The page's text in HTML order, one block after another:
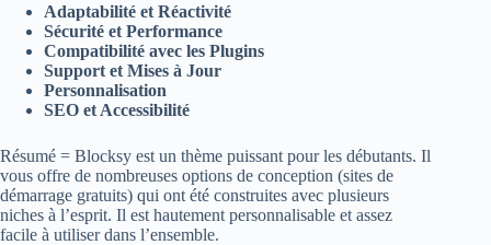
Adaptabilité et Réactivité
Sécurité et Performance
Compatibilité avec les Plugins
Support et Mises à Jour
Personnalisation
SEO et Accessibilité
Résumé = Blocksy est un thème puissant pour les débutants. Il
vous offre de nombreuses options de conception (sites de
démarrage gratuits) qui ont été construites avec plusieurs
niches à l’esprit. Il est hautement personnalisable et assez
facile à utiliser dans l’ensemble.